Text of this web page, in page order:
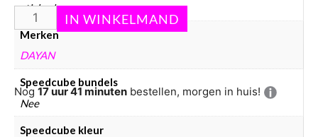
stickerless
Merken
DAYAN
Speedcube bundels
Nee
Speedcube kleur
Nog 17 uur 41 minuten bestellen, morgen in huis!